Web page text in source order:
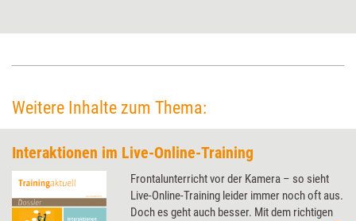
Weitere Inhalte zum Thema:
Interaktionen im Live-Online-Training
Frontalunterricht vor der Kamera – so sieht
Live-Online-Training leider immer noch oft aus.
Doch es geht auch besser. Mit dem richtigen